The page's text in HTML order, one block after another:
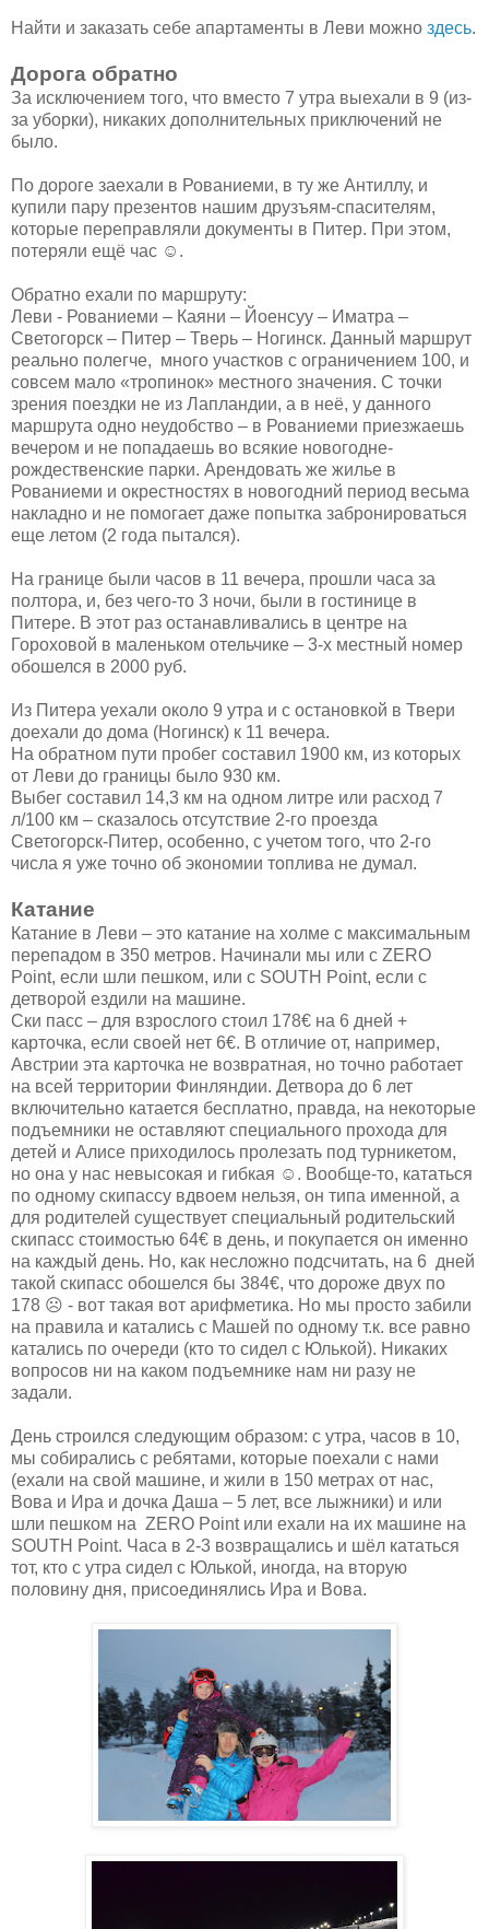
Найти и заказать себе апартаменты в Леви можно здесь.
Дорога обратно
За исключением того, что вместо 7 утра выехали в 9 (из-
за уборки), никаких дополнительных приключений не
было.
По дороге заехали в Рованиеми, в ту же Антиллу, и
купили пару презентов нашим друзъям-спасителям,
которые переправляли документы в Питер. При этом,
потеряли ещё час ☺.
Обратно ехали по маршруту:
Леви - Рованиеми – Каяни – Йоенсуу – Иматра –
Светогорск – Питер – Тверь – Ногинск. Данный маршрут
реально полегче, много участков с ограничением 100, и
совсем мало «тропинок» местного значения. С точки
зрения поездки не из Лапландии, а в неё, у данного
маршрута одно неудобство – в Рованиеми приезжаешь
вечером и не попадаешь во всякие новогодне-
рождественские парки. Арендовать же жилье в
Рованиеми и окрестностях в новогодний период весьма
накладно и не помогает даже попытка забронироваться
еще летом (2 года пытался).
На границе были часов в 11 вечера, прошли часа за
полтора, и, без чего-то 3 ночи, были в гостинице в
Питере. В этот раз останавливались в центре на
Гороховой в маленьком отельчике – 3-х местный номер
обошелся в 2000 руб.
Из Питера уехали около 9 утра и с остановкой в Твери
доехали до дома (Ногинск) к 11 вечера.
На обратном пути пробег составил 1900 км, из которых
от Леви до границы было 930 км.
Выбег составил 14,3 км на одном литре или расход 7
л/100 км – сказалось отсутствие 2-го проезда
Светогорск-Питер, особенно, с учетом того, что 2-го
числа я уже точно об экономии топлива не думал.
Катание
Катание в Леви – это катание на холме с максимальным
перепадом в 350 метров. Начинали мы или с ZERO
Point, если шли пешком, или с SOUTH Point, если с
детворой ездили на машине.
Ски пасс – для взрослого стоил 178€ на 6 дней +
карточка, если своей нет 6€. В отличие от, например,
Австрии эта карточка не возвратная, но точно работает
на всей территории Финляндии. Детвора до 6 лет
включительно катается бесплатно, правда, на некоторые
подъемники не оставляют специального прохода для
детей и Алисе приходилось пролезать под турникетом,
но она у нас невысокая и гибкая ☺. Вообще-то, кататься
по одному скипассу вдвоем нельзя, он типа именной, а
для родителей существует специальный родительский
скипасс стоимостью 64€ в день, и покупается он именно
на каждый день. Но, как несложно подсчитать, на 6 дней
такой скипасс обошелся бы 384€, что дороже двух по
178 ☹ - вот такая вот арифметика. Но мы просто забили
на правила и катались с Машей по одному т.к. все равно
катались по очереди (кто то сидел с Юлькой). Никаких
вопросов ни на каком подъемнике нам ни разу не
задали.
День строился следующим образом: с утра, часов в 10,
мы собирались с ребятами, которые поехали с нами
(ехали на свой машине, и жили в 150 метрах от нас,
Вова и Ира и дочка Даша – 5 лет, все лыжники) и или
шли пешком на ZERO Point или ехали на их машине на
SOUTH Point. Часа в 2-3 возвращались и шёл кататься
тот, кто с утра сидел с Юлькой, иногда, на вторую
половину дня, присоединялись Ира и Вова.